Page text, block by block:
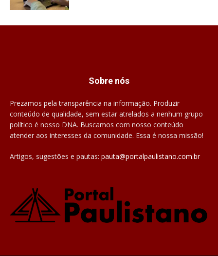
Sobre nós
Prezamos pela transparência na informação. Produzir
conteúdo de qualidade, sem estar atrelados a nenhum grupo
político é nosso DNA. Buscamos com nosso conteúdo
atender aos interesses da comunidade. Essa é nossa missão!
Artigos, sugestões e pautas: pauta@portalpaulistano.com.br